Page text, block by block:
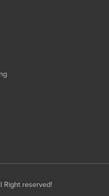
Right reserved!